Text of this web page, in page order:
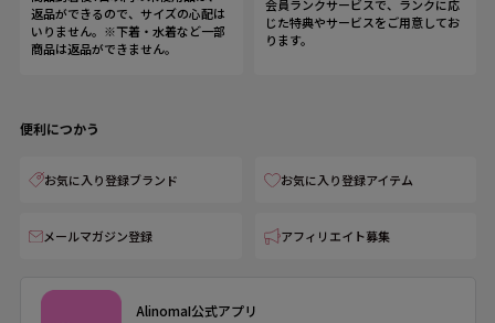
返品ができるので、サイズの心配は
いりません。※下着・水着など一部
商品は返品ができません。
会員ランクサービスで、ランクに応
じた特典やサービスをご用意してお
ります。
便利につかう
お気に入り登録ブランド お気に入り登録アイテム
メールマガジン登録 アフィリエイト募集
AlinomaI公式アプリ